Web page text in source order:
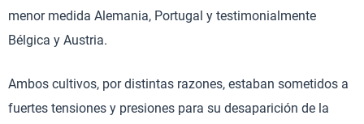
menor medida Alemania, Portugal y testimonialmente
Bélgica y Austria.
Ambos cultivos, por distintas razones, estaban sometidos a
fuertes tensiones y presiones para su desaparición de la